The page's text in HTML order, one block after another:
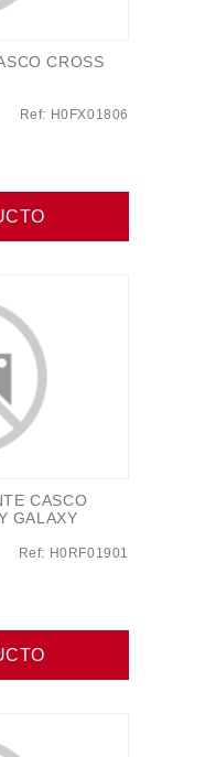
CROSS
Ref: H0FX01806
CASCO
GALAXY
Ref: H0RF01901